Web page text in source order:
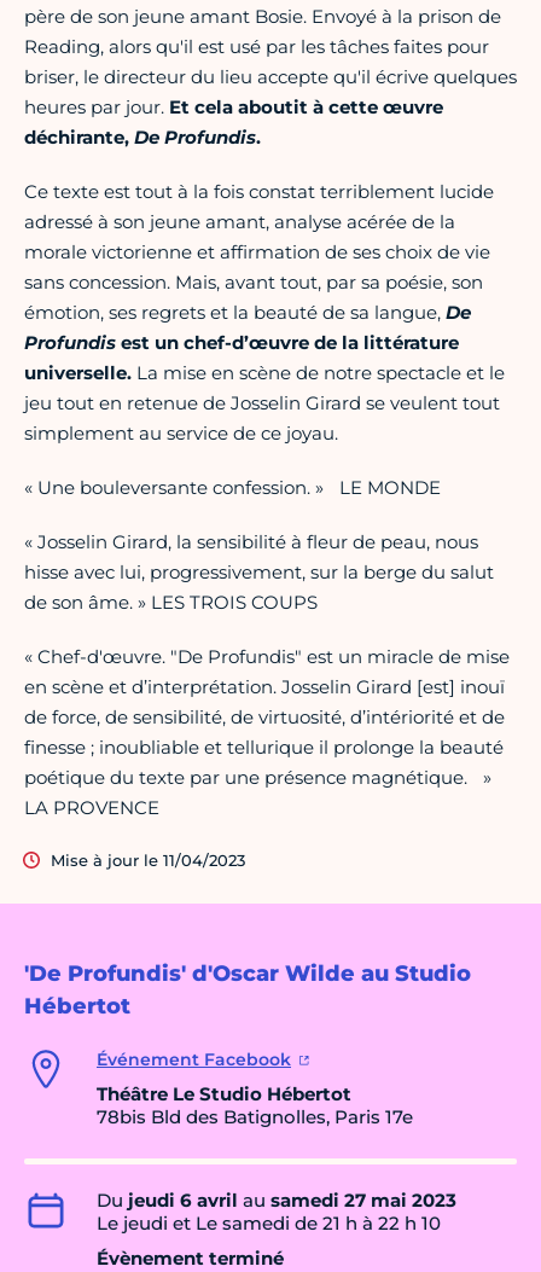
'De Profundis' d'Oscar Wilde au Studio
Hébertot
Événement Facebook
Théâtre Le Studio Hébertot
78bis Bld des Batignolles, Paris 17e
Du jeudi 6 avril au samedi 27 mai 2023
Le jeudi et Le samedi de 21 h à 22 h 10
Évènement terminé
père de son jeune amant Bosie. Envoyé à la prison de
Reading, alors qu'il est usé par les tâches faites pour
briser, le directeur du lieu accepte qu'il écrive quelques
heures par jour. Et cela aboutit à cette œuvre
déchirante, De Profundis.
Ce texte est tout à la fois constat terriblement lucide
adressé à son jeune amant, analyse acérée de la
morale victorienne et affirmation de ses choix de vie
sans concession. Mais, avant tout, par sa poésie, son
émotion, ses regrets et la beauté de sa langue, De
Profundis est un chef-d’œuvre de la littérature
universelle. La mise en scène de notre spectacle et le
jeu tout en retenue de Josselin Girard se veulent tout
simplement au service de ce joyau.
« Une bouleversante confession. » LE MONDE
« Josselin Girard, la sensibilité à fleur de peau, nous
hisse avec lui, progressivement, sur la berge du salut
de son âme. » LES TROIS COUPS
« Chef-d'œuvre. "De Profundis" est un miracle de mise
en scène et d’interprétation. Josselin Girard [est] inouï
de force, de sensibilité, de virtuosité, d’intériorité et de
finesse ; inoubliable et tellurique il prolonge la beauté
poétique du texte par une présence magnétique. »
LA PROVENCE
Mise à jour le 11/04/2023